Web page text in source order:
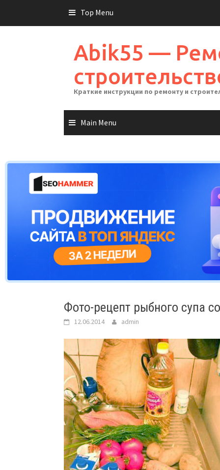
Top Menu
Abik55 —
Краткие инструкции по ремонту и
Main Menu
Фото-рецепт рыбного супа
12.06.2014 admin